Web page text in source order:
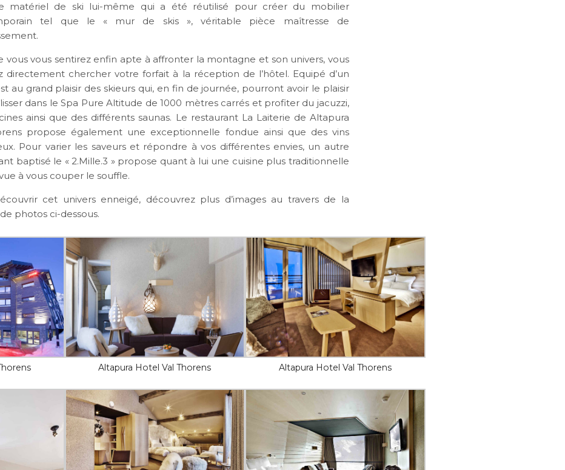
matériel de ski lui-même qui a été réutilisé pour créer du mobilier
tel que le « mur de skis », véritable pièce maîtresse de
vous vous sentirez enfin apte à affronter la montagne et son univers, vous
directement chercher votre forfait à la réception de l’hôtel. Equipé d’un
au grand plaisir des skieurs qui, en fin de journée, pourront avoir le plaisir
dans le Spa Pure Altitude de 1000 mètres carrés et profiter du jacuzzi,
ainsi que des différents saunas. Le restaurant La Laiterie de Altapura
propose également une exceptionnelle fondue ainsi que des vins
Pour varier les saveurs et répondre à vos différentes envies, un autre
baptisé le « 2.Mille.3 » propose quant à lui une cuisine plus traditionnelle
à vous couper le souffle.
cet univers enneigé, découvrez plus d’images au travers de la
photos ci-dessous.
Altapura Hotel Val Thorens Altapura Hotel Val Thorens